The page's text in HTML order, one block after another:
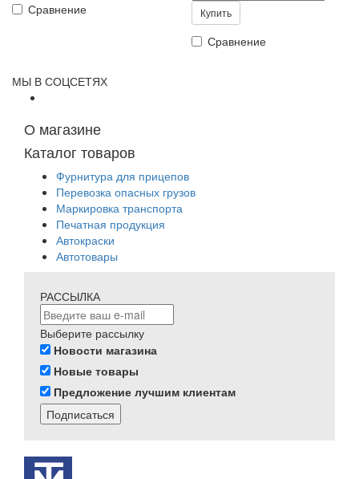
Сравнение Купить
Сравнение
МЫ В СОЦСЕТЯХ
О магазине
Каталог товаров
Фурнитура для прицепов
Перевозка опасных грузов
Маркировка транспорта
Печатная продукция
Автокраски
Автотовары
РАССЫЛКА
Выберите рассылку
Новости магазина
Новые товары
Предложение лучшим клиентам
Подписаться